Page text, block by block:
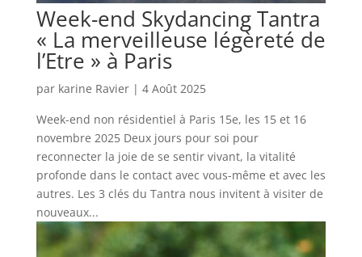
Week-end Skydancing Tantra
« La merveilleuse légèreté de
l’Etre » à Paris
par karine Ravier| 4 Août 2025
Week-end non résidentiel à Paris 15e, les 15 et 16
novembre 2025 Deux jours pour soi pour
reconnecter la joie de se sentir vivant, la vitalité
profonde dans le contact avec vous-même et avec les
autres. Les 3 clés du Tantra nous invitent à visiter de
nouveaux...